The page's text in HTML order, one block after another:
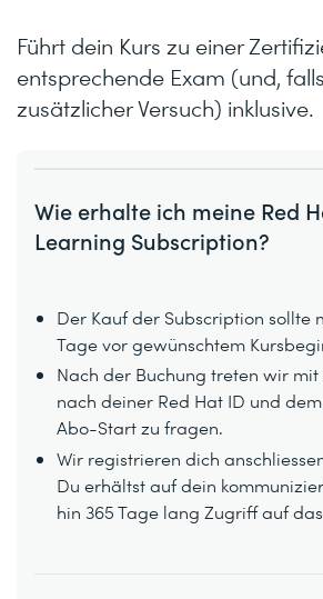
Führt dein Kurs zu einer
entsprechende Exam (und,
zusätzlicher Versuch) inklusive.
Wie erhalte ich meine Red
Learning Subscription?
Der Kauf der Subscription sollte
Tage vor gewünschtem
Nach der Buchung treten wir
nach deiner Red Hat ID und
Abo-Start zu fragen.
Wir registrieren dich
Du erhältst auf dein
hin 365 Tage lang Zugriff auf